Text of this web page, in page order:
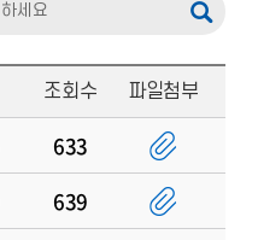
조회수 파일첨부
633
639